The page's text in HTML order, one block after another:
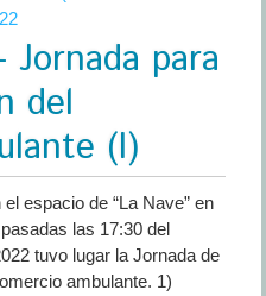
Jornada para
del
(I)
el espacio de “La Nave” en
las 17:30 del
tuvo lugar la Jornada de
ambulante. 1)